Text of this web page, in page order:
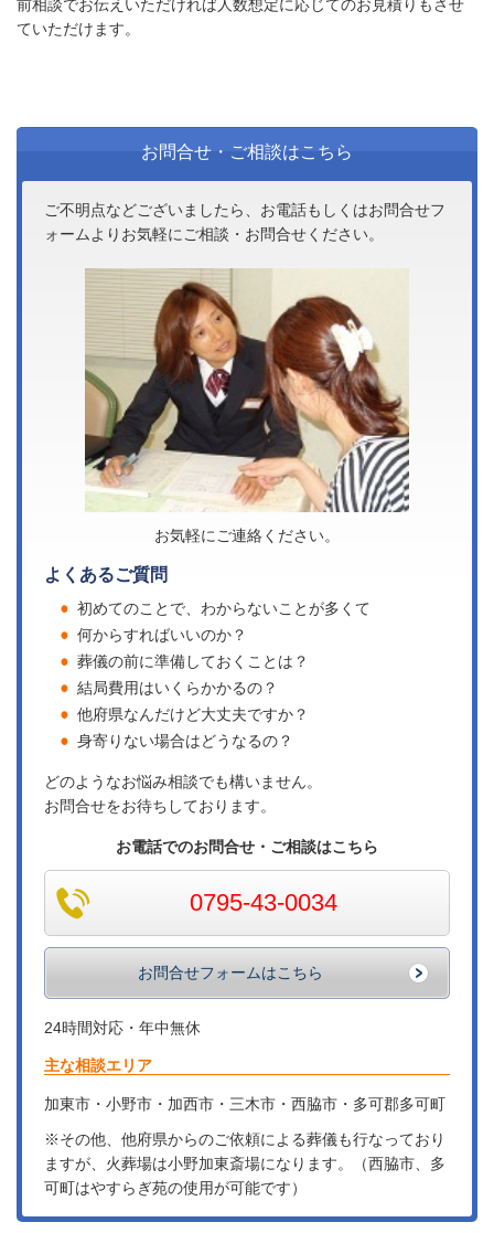
前相談でお伝えいただければ人数想定に応じてのお見積りもさせ
ていただけます。
お問合せ・ご相談はこちら
ご不明点などございましたら、お電話もしくはお問合せフ
ォームよりお気軽にご相談・お問合せください。
お気軽にご連絡ください。
よくあるご質問
初めてのことで、わからないことが多くて
何からすればいいのか？
葬儀の前に準備しておくことは？
結局費用はいくらかかるの？
他府県なんだけど大丈夫ですか？
身寄りない場合はどうなるの？
どのようなお悩み相談でも構いません。
お問合せをお待ちしております。
お電話でのお問合せ・ご相談はこちら
0795-43-0034
お問合せフォームはこちら
24時間対応・年中無休
主な相談エリア
加東市・小野市・加西市・三木市・西脇市・多可郡多可町
※その他、他府県からのご依頼による葬儀も行なっており
ますが、火葬場は小野加東斎場になります。（西脇市、多
可町はやすらぎ苑の使用が可能です）